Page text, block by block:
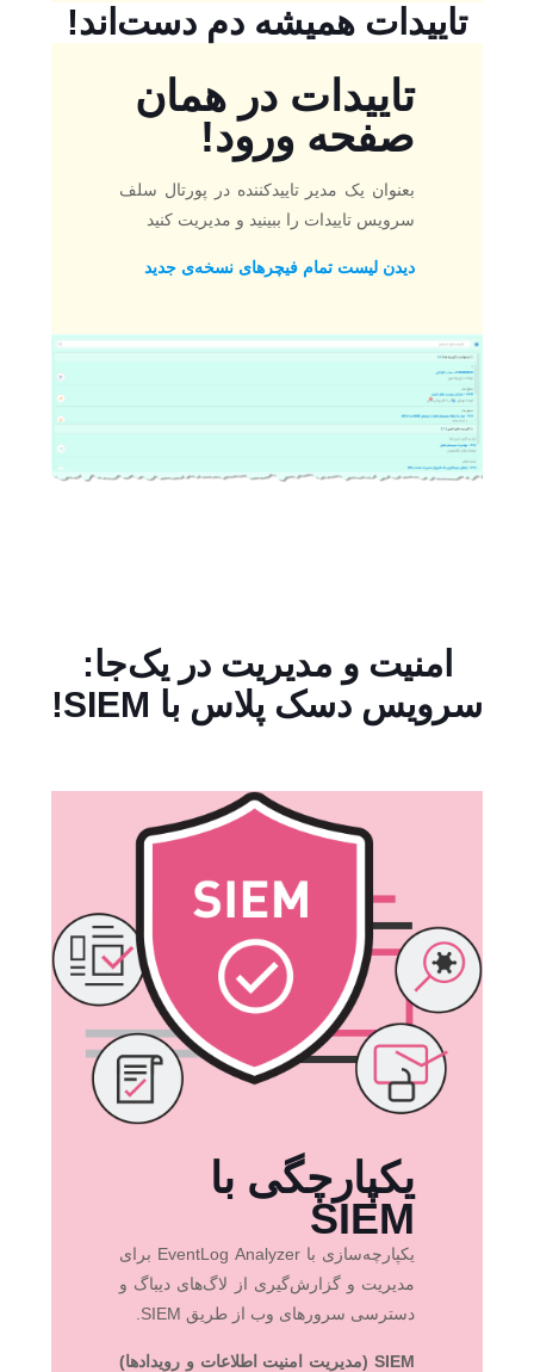
تاییدات همیشه دم دست‌اند!
تاییدات در همان
صفحه ورود!
بعنوان یک مدیر تاییدکننده در پورتال سلف
سرویس تاییدات را ببینید و مدیریت کنید
دیدن لیست تمام فیچرهای نسخه‌ی جدید
امنیت و مدیریت در یک‌جا:
سرویس دسک پلاس با SIEM!
یکپارچگی با
SIEM
یکپارچه‌سازی با EventLog Analyzer برای
مدیریت و گزارش‌گیری از لاگ‌های دیباگ و
دسترسی سرورهای وب از طریق SIEM.
SIEM (مدیریت امنیت اطلاعات و رویدادها)